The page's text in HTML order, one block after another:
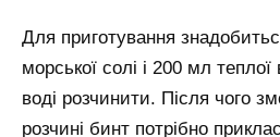
Для приготування
морської солі і 200 мл
воді розчинити. Після чого
розчині бинт потрібно